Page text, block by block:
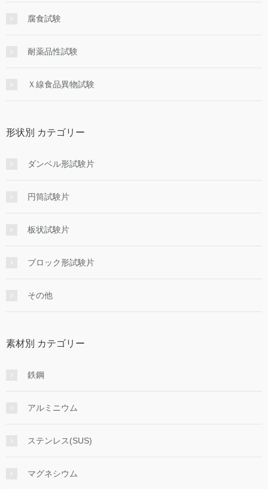
腐食試験
耐薬品性試験
Ｘ線食品異物試験
形状別 カテゴリー
ダンベル形試験片
円筒試験片
板状試験片
ブロック形試験片
その他
素材別 カテゴリー
鉄鋼
アルミニウム
ステンレス(SUS)
マグネシウム